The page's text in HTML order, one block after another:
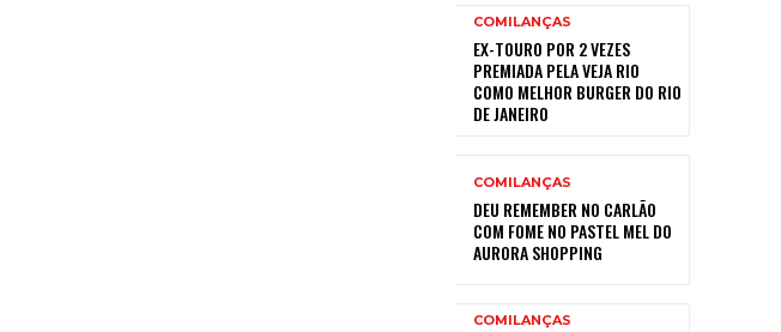
COMILANÇAS
EX-TOURO POR 2 VEZES
PREMIADA PELA VEJA RIO
COMO MELHOR BURGER DO RIO
DE JANEIRO
COMILANÇAS
DEU REMEMBER NO CARLÃO
COM FOME NO PASTEL MEL DO
AURORA SHOPPING
COMILANÇAS